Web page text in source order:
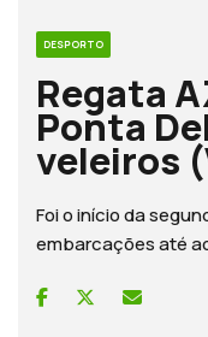
DESPORTO
Regata
Ponta
veleiros
Foi o início da
embarcações até